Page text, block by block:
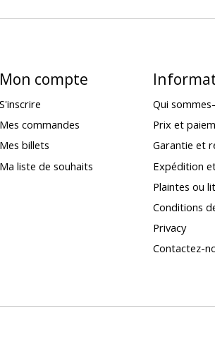
Mon compte
S'inscrire
Mes commandes
Mes billets
Ma liste de souhaits
Qui
Prix et
Garantie et
Expédition
Plaintes ou
Conditions
Privacy
Contactez-